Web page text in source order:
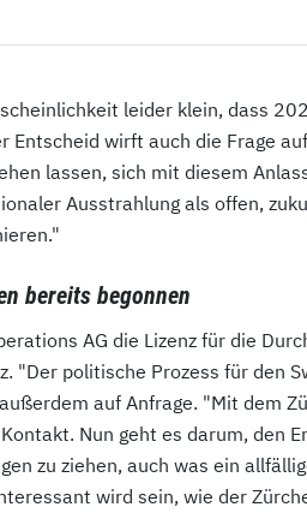
leider klein, dass
Entscheid wirft auch die Frage
lassen, sich mit diesem
Ausstrahlung als offen,
bereits begonnen
AG die Lizenz für die
"Der politische Prozess für den
auf Anfrage. "Mit dem
Nun geht es darum, den
zu ziehen, auch was ein
wird sein, wie der